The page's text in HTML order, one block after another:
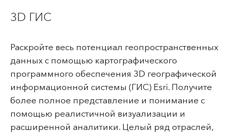
3D ГИС
Раскройте весь потенциал геопространственных
данных с помощью картографического
программного обеспечения 3D географической
информационной системы (ГИС) Esri. Получите
более полное представление и понимание с
помощью реалистичной визуализации и
расширенной аналитики. Целый ряд отраслей,